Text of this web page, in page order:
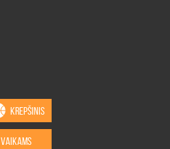
KREPŠINIS
VAIKAMS